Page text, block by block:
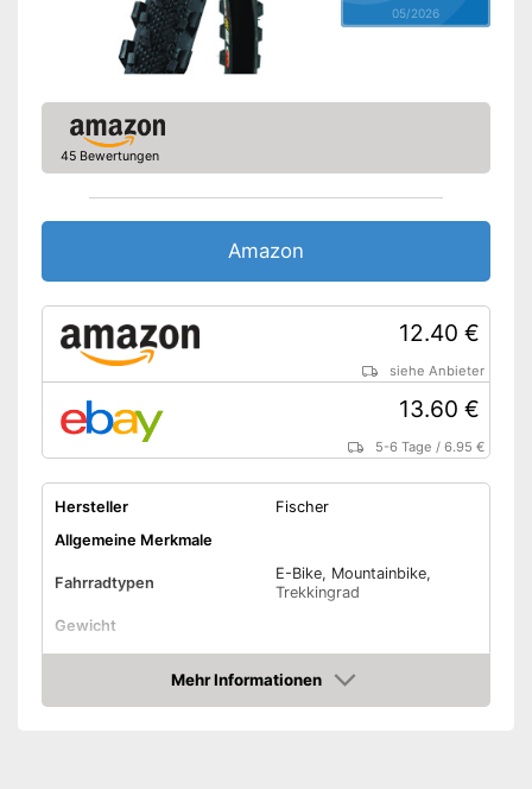
05/2026
45 Bewertungen
Amazon
12.40 €
siehe Anbieter
13.60 €
5-6 Tage /6.95 €
Hersteller
Fischer
Allgemeine Merkmale
Fahrradtypen
E-Bike, Mountainbike,
Trekkingrad
Gewicht
Belastbarkeit maximal
Drahtreifen
Mehr Informationen
Amazon